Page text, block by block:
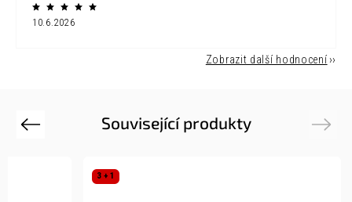
10.6.2026
Zobrazit další hodnocení
Související produkty
Previous
3 + 1
Next